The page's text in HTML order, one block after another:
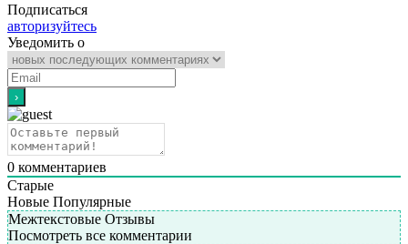
Подписаться
авторизуйтесь
Уведомить о
0 комментариев
Старые
Новые Популярные
Межтекстовые Отзывы
Посмотреть все комментарии